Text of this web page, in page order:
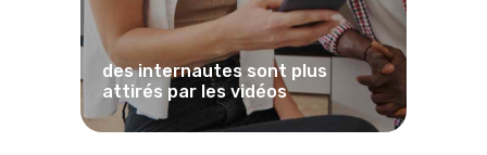
des internautes sont plus
attirés par les vidéos